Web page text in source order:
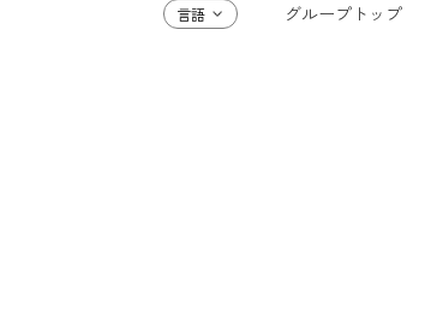
グループトップ